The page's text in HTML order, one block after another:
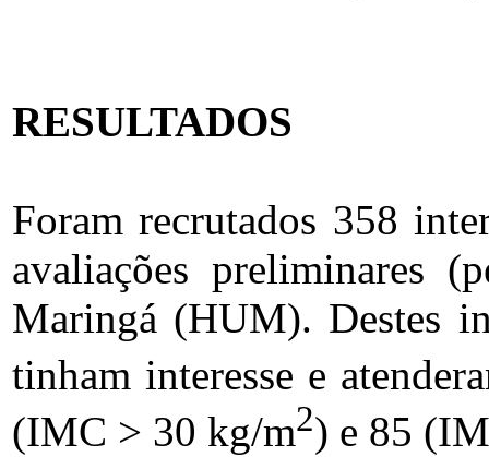
RESULTADOS
Foram recrutados 358
avaliações preliminares
Maringá (HUM). Destes
tinham interesse e
(IMC > 30 kg/m2) e 85